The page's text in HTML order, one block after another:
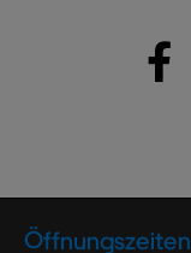
Öffnungszeiten